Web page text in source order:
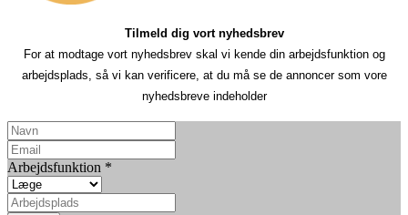
Tilmeld dig vort nyhedsbrev
For at modtage vort nyhedsbrev skal vi kende din arbejdsfunktion og
arbejdsplads, så vi kan verificere, at du må se de annoncer som vore
nyhedsbreve indeholder
Arbejdsfunktion *